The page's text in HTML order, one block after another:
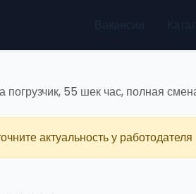
55 шек час, полная
актуальность у